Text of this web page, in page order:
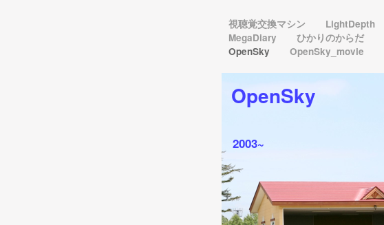
視聴覚交換マシン LightDepth
MegaDiary
ひかりのからだ
OpenSky
OpenSky_movie
OpenSky
2003~